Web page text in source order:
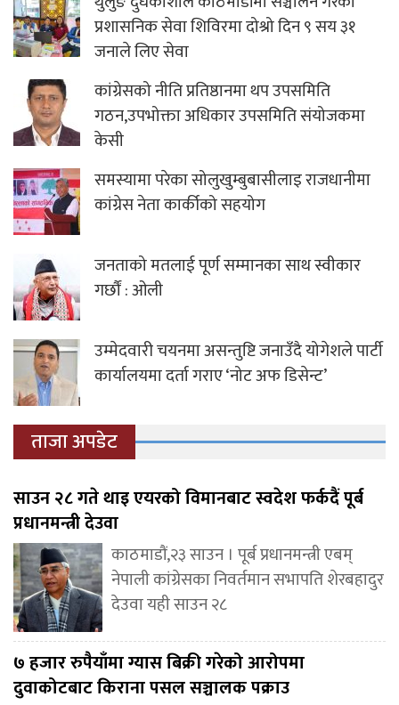
प्रशासनिक सेवा शिविरमा दोश्रो दिन ९ सय ३१
जनाले लिए सेवा
कांग्रेसको नीति प्रतिष्ठानमा थप उपसमिति
गठन,उपभोक्ता अधिकार उपसमिति संयोजकमा
केसी
समस्यामा परेका सोलुखुम्बुबासीलाइ राजधानीमा
कांग्रेस नेता कार्कीको सहयोग
जनताको मतलाई पूर्ण सम्मानका साथ स्वीकार
गर्छौं : ओली
उम्मेदवारी चयनमा असन्तुष्टि जनाउँदै योगेशले पार्टी
कार्यालयमा दर्ता गराए ‘नोट अफ डिसेन्ट’
ताजा अपडेट
साउन २८ गते थाइ एयरको विमानबाट स्वदेश फर्कदैं पूर्ब
प्रधानमन्त्री देउवा
काठमाडौं,२३ साउन । पूर्ब प्रधानमन्त्री एबम्
नेपाली कांग्रेसका निवर्तमान सभापति शेरबहादुर
देउवा यही साउन २८
७ हजार रुपैयाँमा ग्यास बिक्री गरेको आरोपमा
दुवाकोटबाट किराना पसल सञ्चालक पक्राउ